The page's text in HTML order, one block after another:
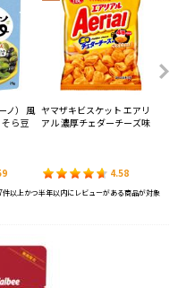
ノ） 風
ら豆
ヤマザキビスケット エアリ
アル 濃厚チェダーチーズ味
4.58
以上かつ半年以内にレビューがある商品が対象